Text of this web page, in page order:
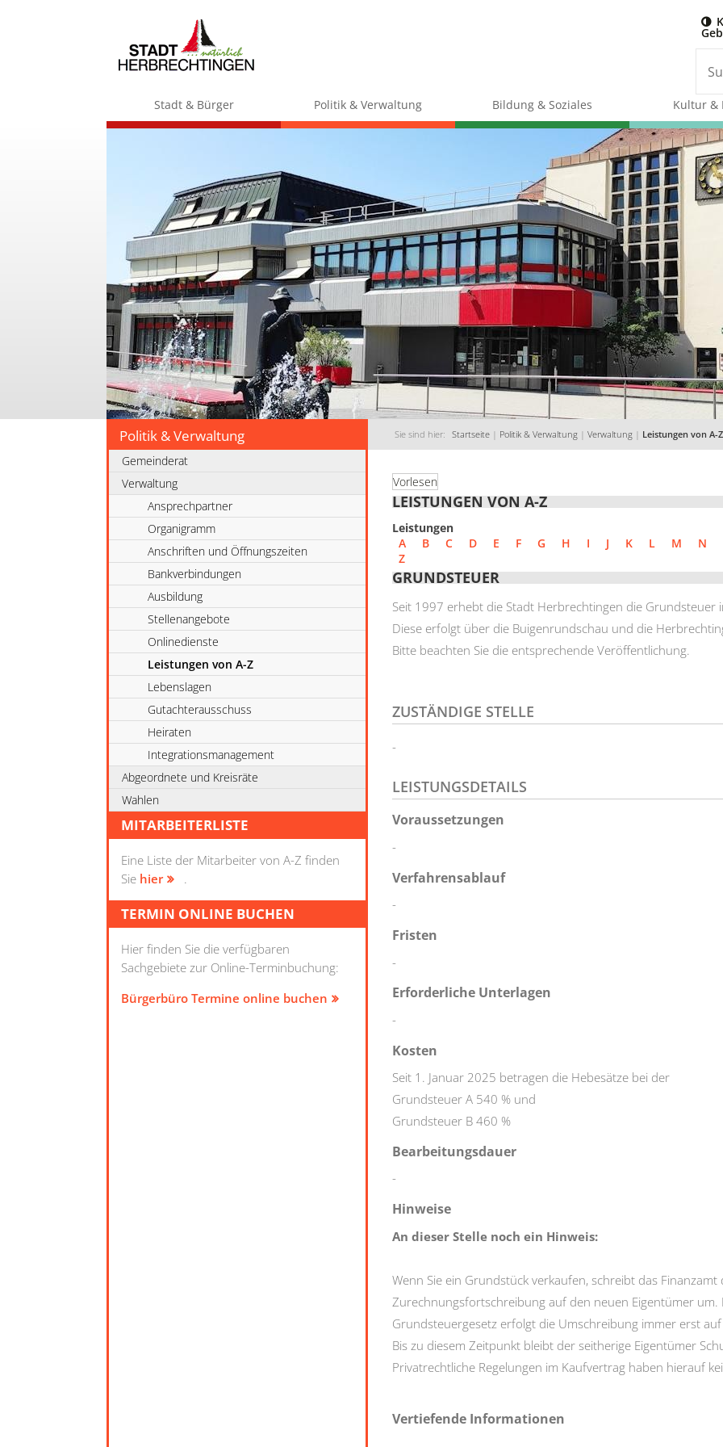
Stadt & Bürger Politik & Verwaltung Bildung & Soziales Kultur &
Politik & Verwaltung Sie sind hier: Startseite | Politik & Verwaltung | Verwaltung | Leistungen von A-Z
Gemeinderat
Verwaltung
Ansprechpartner
Organigramm
Anschriften und Öffnungszeiten
Bankverbindungen
Ausbildung
Stellenangebote
Onlinedienste
Leistungen von A-Z
Lebenslagen
Gutachterausschuss
Heiraten
Integrationsmanagement
Abgeordnete und Kreisräte
Wahlen
MITARBEITERLISTE
Eine Liste der Mitarbeiter von A-Z finden
Sie hier .
TERMIN ONLINE BUCHEN
Hier finden Sie die verfügbaren
Sachgebiete zur Online-Terminbuchung:
Bürgerbüro Termine online buchen
Vorlesen
LEISTUNGEN VON A-Z
Leistungen
A
B C D E F G H I J K L M N
Z
GRUNDSTEUER
Seit 1997 erhebt die Stadt Herbrechtingen die Grundsteuer
Diese erfolgt über die Buigenrundschau und die
Bitte beachten Sie die entsprechende Veröffentlichung.
ZUSTÄNDIGE STELLE
-
LEISTUNGSDETAILS
Voraussetzungen
-
Verfahrensablauf
-
Fristen
-
Erforderliche Unterlagen
-
Kosten
Seit 1. Januar 2025 betragen die Hebesätze bei der
Grundsteuer A 540 % und
Grundsteuer B 460 %
Bearbeitungsdauer
-
Hinweise
An dieser Stelle noch ein Hinweis:
Wenn Sie ein Grundstück verkaufen, schreibt das Finanzamt
Zurechnungsfortschreibung auf den neuen Eigentümer um.
Grundsteuergesetz erfolgt die Umschreibung immer erst auf
Bis zu diesem Zeitpunkt bleibt der seitherige Eigentümer
Privatrechtliche Regelungen im Kaufvertrag haben hierauf
Vertiefende Informationen